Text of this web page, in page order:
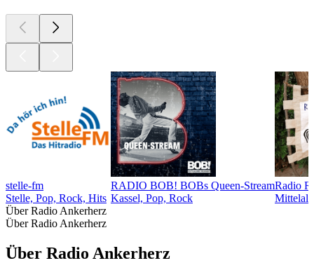
stelle-fm
Stelle, Pop, Rock, Hits
RADIO BOB! BOBs Queen-Stream
Kassel, Pop, Rock
Radio
Über Radio Ankerherz
Über Radio Ankerherz
Über Radio Ankerherz